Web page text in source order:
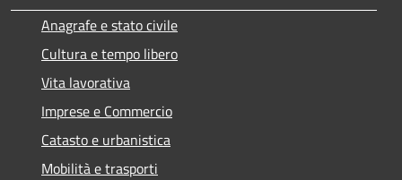
Anagrafe e stato civile
Cultura e tempo libero
Vita lavorativa
Imprese e Commercio
Catasto e urbanistica
Mobilità e trasporti